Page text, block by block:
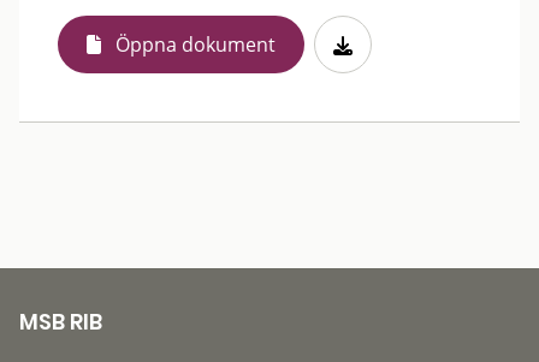
Öppna dokument
MSB RIB